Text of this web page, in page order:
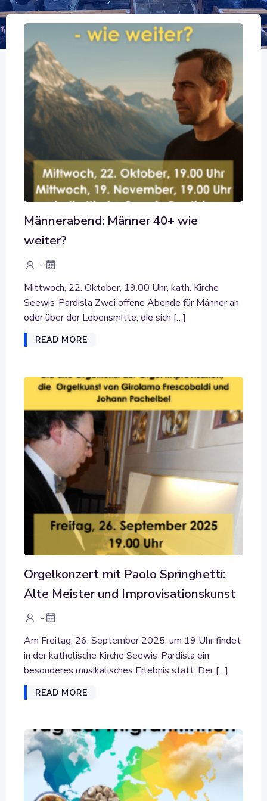
Männerabend: Männer 40+ wie
weiter?
-
Mittwoch, 22. Oktober, 19.00 Uhr, kath. Kirche
Seewis-Pardisla Zwei offene Abende für Männer an
oder über der Lebensmitte, die sich […]
READ MORE
Orgelkonzert mit Paolo Springhetti:
Alte Meister und Improvisationskunst
-
Am Freitag, 26. September 2025, um 19 Uhr findet
in der katholische Kirche Seewis-Pardisla ein
besonderes musikalisches Erlebnis statt: Der […]
READ MORE